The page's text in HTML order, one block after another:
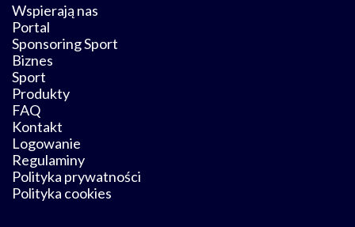
Wspierają nas
Portal
Sponsoring Sport
Biznes
Sport
Produkty
FAQ
Kontakt
Logowanie
Regulaminy
Polityka prywatności
Polityka cookies